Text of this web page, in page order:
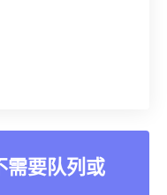
需要队列或